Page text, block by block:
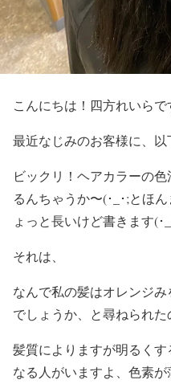
こんにちは！四方れいらで
最近なじみのお客様に、以
ビックリ！ヘアカラーの
るんちゃうか〜(･_･;とほ
ょっと長いけど書きます(･
それは、
なんで私の髪はオレンジ
でしょうか、と尋ねられた
髪質によりますが明るく
なる人がいますよ、色素